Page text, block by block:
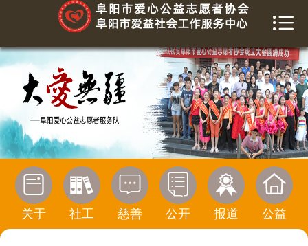
 首页
关于我们
爱益社工
慈善榜
信息公开
活动报道
公益传播


关于

社工

慈善

公开

报道

公益